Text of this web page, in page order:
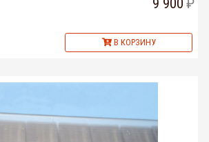
9 900
В КОРЗИНУ